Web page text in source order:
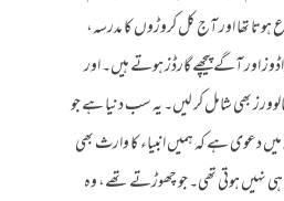
تھا اور آج کل کروڑوں کا مدرسہ،
اور آگے پیچھے گارڈز ہوتے ہیں۔ اور
بھی شامل کر لیں۔ یہ سب دنیا ہے جو
دعوی ہے کہ ہمیں انبیاء کا وارث بھی
ہی نہیں ہوتی تھی۔ جو چھوڑتے تھے، وہ